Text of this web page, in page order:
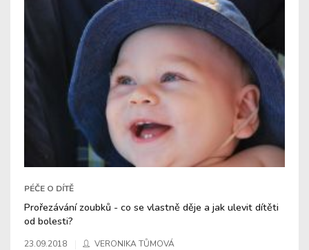
PÉČE O DÍTĚ
Prořezávání zoubků - co se vlastně děje a jak ulevit dítěti
od bolesti?
23.09.2018 VERONIKA TŮMOVÁ